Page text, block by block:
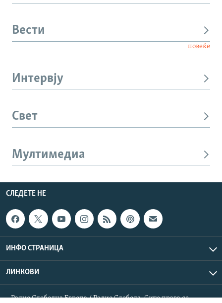
Вести
повеќе
Интервју
Свет
Мултимедиа
СЛЕДЕТЕ НЕ
ИНФО СТРАНИЦА
ЛИНКОВИ
Радио Слободна Европа / Радио Слобода. Сите права се